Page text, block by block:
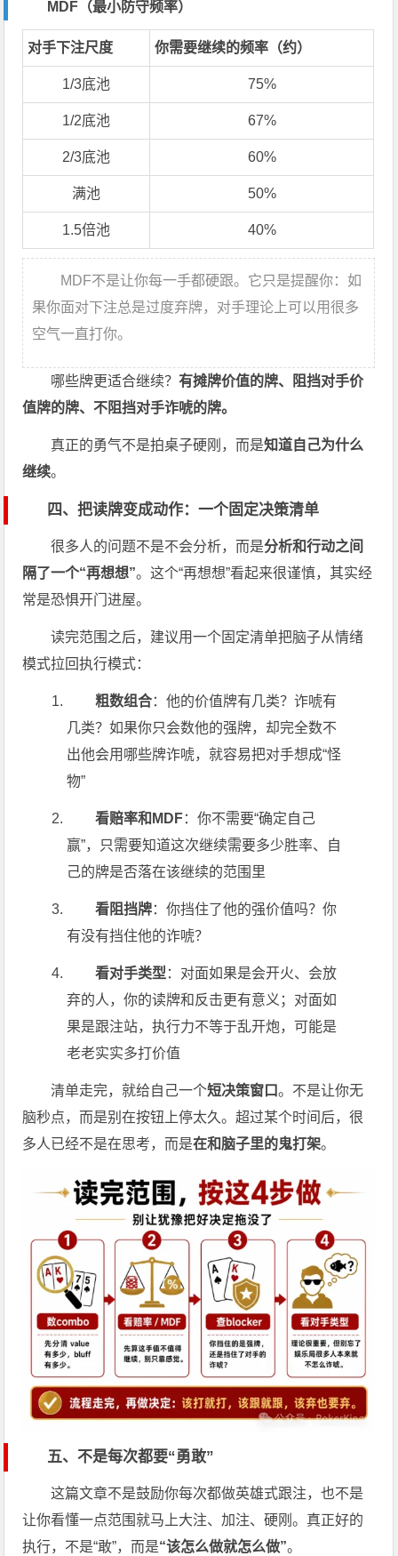
MDF（最小防守频率）
对手下注尺度 你需要继续的频率（约）
1/3底池 75%
1/2底池 67%
2/3底池 60%
满池 50%
1.5倍池 40%
MDF不是让你每一手都硬跟。它只是提醒你：如
果你面对下注总是过度弃牌，对手理论上可以用很多
空气一直打你。
哪些牌更适合继续？有摊牌价值的牌、阻挡对手价
值牌的牌、不阻挡对手诈唬的牌。
真正的勇气不是拍桌子硬刚，而是知道自己为什么
继续。
四、把读牌变成动作：一个固定决策清单
很多人的问题不是不会分析，而是分析和行动之间
隔了一个“再想想”。这个“再想想”看起来很谨慎，其实经
常是恐惧开门进屋。
读完范围之后，建议用一个固定清单把脑子从情绪
模式拉回执行模式：
粗数组合：他的价值牌有几类？诈唬有
几类？如果你只会数他的强牌，却完全数不
出他会用哪些牌诈唬，就容易把对手想成“怪
物”
看赔率和MDF：你不需要“确定自己
赢”，只需要知道这次继续需要多少胜率、自
己的牌是否落在该继续的范围里
看阻挡牌：你挡住了他的强价值吗？你
有没有挡住他的诈唬？
看对手类型 ：对面如果是会开火、会放
弃的人，你的读牌和反击更有意义；对面如
果是跟注站，执行力不等于乱开炮，可能是
老老实实多打价值
清单走完，就给自己一个短决策窗口。不是让你无
脑秒点，而是别在按钮上停太久。超过某个时间后，很
多人已经不是在思考，而是在和脑子里的鬼打架。
五、不是每次都要“勇敢”
这篇文章不是鼓励你每次都做英雄式跟注，也不是
让你看懂一点范围就马上大注、加注、硬刚。真正好的
执行，不是“敢”，而是“该怎么做就怎么做”。